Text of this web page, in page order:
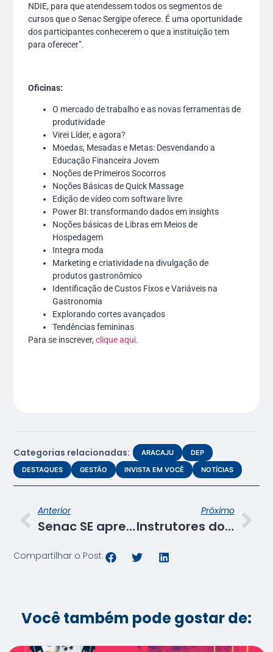
NDIE, para que atendessem todos os segmentos de
cursos que o Senac Sergipe oferece. É uma oportunidade
dos participantes conhecerem o que a instituição tem
para oferecer”.
Oficinas:
O mercado de trabalho e as novas ferramentas de
produtividade
Virei Líder, e agora?
Moedas, Mesadas e Metas: Desvendando a
Educação Financeira Jovem
Noções de Primeiros Socorros
Noções Básicas de Quick Massage
Edição de vídeo com software livre
Power BI: transformando dados em insights
Noções básicas de Libras em Meios de
Hospedagem
Integra moda
Marketing e criatividade na divulgação de
produtos gastronômico
Identificação de Custos Fixos e Variáveis na
Gastronomia
Explorando cortes avançados
Tendências femininas
Para se inscrever,clique aqui.
Categorias relacionadas: ARACAJU
DEP
DESTAQUES
GESTÃO INVISTA EM VOCÊ NOTÍCIAS
Anterior
Senac SE apresentará “farofa de coco” em festival do Opanes
Próximo
Instrutores do Senac SE participam de curso com o cabeleireiro Paulo Militão
Compartilhar o Post:
Você também pode gostar de: